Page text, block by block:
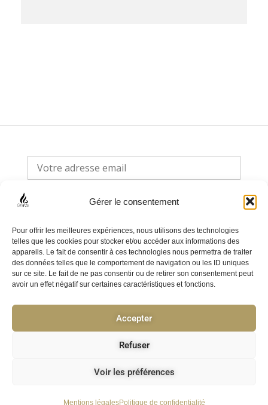
Gérer le consentement
Pour offrir les meilleures expériences, nous utilisons des technologies
telles que les cookies pour stocker et/ou accéder aux informations des
appareils. Le fait de consentir à ces technologies nous permettra de traiter
des données telles que le comportement de navigation ou les ID uniques
sur ce site. Le fait de ne pas consentir ou de retirer son consentement peut
avoir un effet négatif sur certaines caractéristiques et fonctions.
Accepter
Refuser
Voir les préférences
Mentions légalesPolitique de confidentialité
Politique de confidentialité
CGV
F
a
e
b
o
o
k
f
I
n
t
a
a